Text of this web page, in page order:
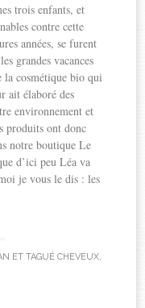
trois enfants, et
contre cette
années, se furent
grandes vacances
la cosmétique bio qui
ait élaboré des
environnement et
produits ont donc
notre boutique Le
d’ici peu Léa va
je vous le dis : les
ET TAGUÉ CHEVEUX,